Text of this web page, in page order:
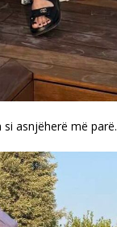
asnjëherë më parë.